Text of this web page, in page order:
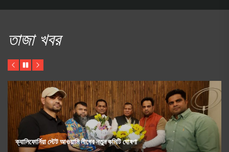
তাজা খবর
Previous
PauseNext
ফ্যাসিবাদমুক্ত বাংলাদেশের প্রত্যাশা পূরণ হয়নি, লড়াই অব্যাহত থাকবে: জামায়াত
আমীরের হুঁশিয়ারি